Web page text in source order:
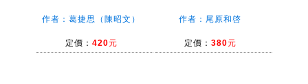
作者：葛捷思（陳昭文）
定價： 420元
作者：尾原和啓
定價： 380元